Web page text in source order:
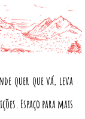
quer que vá, leva
Espaço para mais